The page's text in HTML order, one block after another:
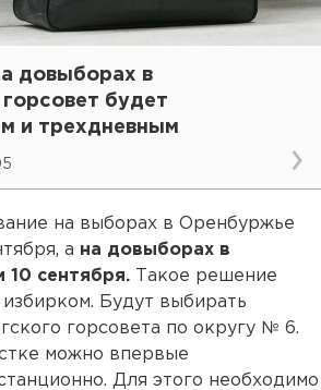
довыборах в
будет
и трехдневным
на выборах в Оренбуржье
а на довыборах в
10 сентября. Такое решение
Будут выбирать
горсовета по округу № 6.
можно впервые
Для этого необходимо